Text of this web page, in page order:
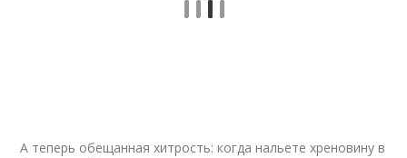
А теперь обещанная хитрость: когда нальете хреновину в